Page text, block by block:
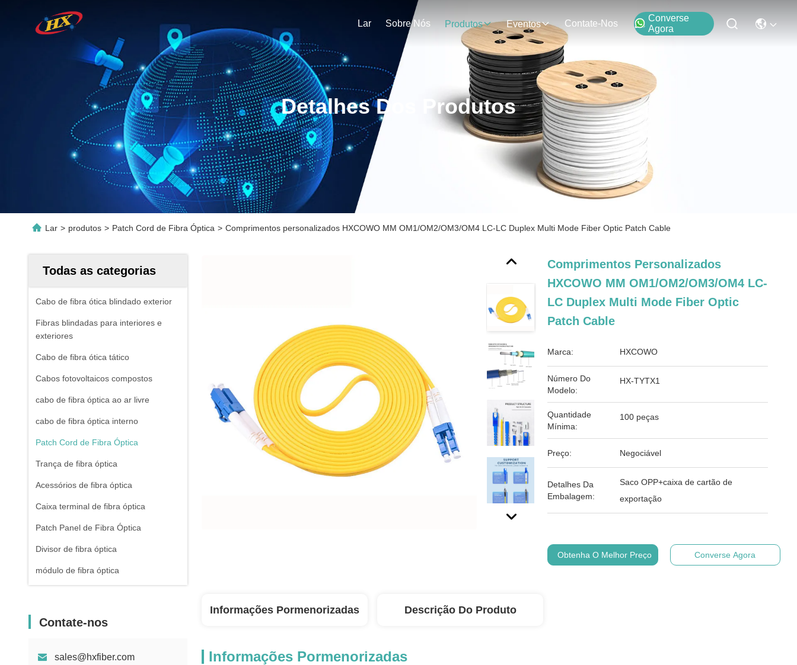
Lar Sobre Nós Produtos Eventos Contate-Nos
Converse
Agora
Detalhes Dos Produtos
Lar > produtos > Patch Cord de Fibra Óptica > Comprimentos personalizados HXCOWO MM OM1/OM2/OM3/OM4 LC-LC Duplex Multi Mode Fiber Optic Patch Cable
Todas as categorias
Cabo de fibra ótica blindado exterior
Fibras blindadas para interiores e
exteriores
Cabo de fibra ótica tático
Cabos fotovoltaicos compostos
cabo de fibra óptica ao ar livre
cabo de fibra óptica interno
Patch Cord de Fibra Óptica
Trança de fibra óptica
Acessórios de fibra óptica
Caixa terminal de fibra óptica
Patch Panel de Fibra Óptica
Divisor de fibra óptica
módulo de fibra óptica
Contate-nos
sales@hxfiber.com
Comprimentos Personalizados
HXCOWO MM OM1/OM2/OM3/OM4 LC-
LC Duplex Multi Mode Fiber Optic
Patch Cable
Marca: HXCOWO
Número Do
Modelo:
HX-TYTX1
Quantidade
Mínima:
100 peças
Preço: Negociável
Detalhes Da
Embalagem:
Saco OPP+caixa de cartão de
exportação
Obtenha O Melhor Preço Converse Agora
Informações Pormenorizadas Descrição Do Produto
Informações Pormenorizadas